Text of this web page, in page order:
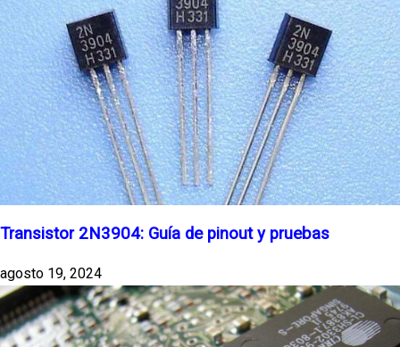
Transistor 2N3904: Guía de pinout y pruebas
agosto 19, 2024